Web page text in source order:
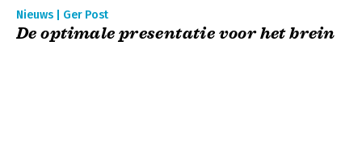
Nieuws | Ger Post
De optimale presentatie voor het brein